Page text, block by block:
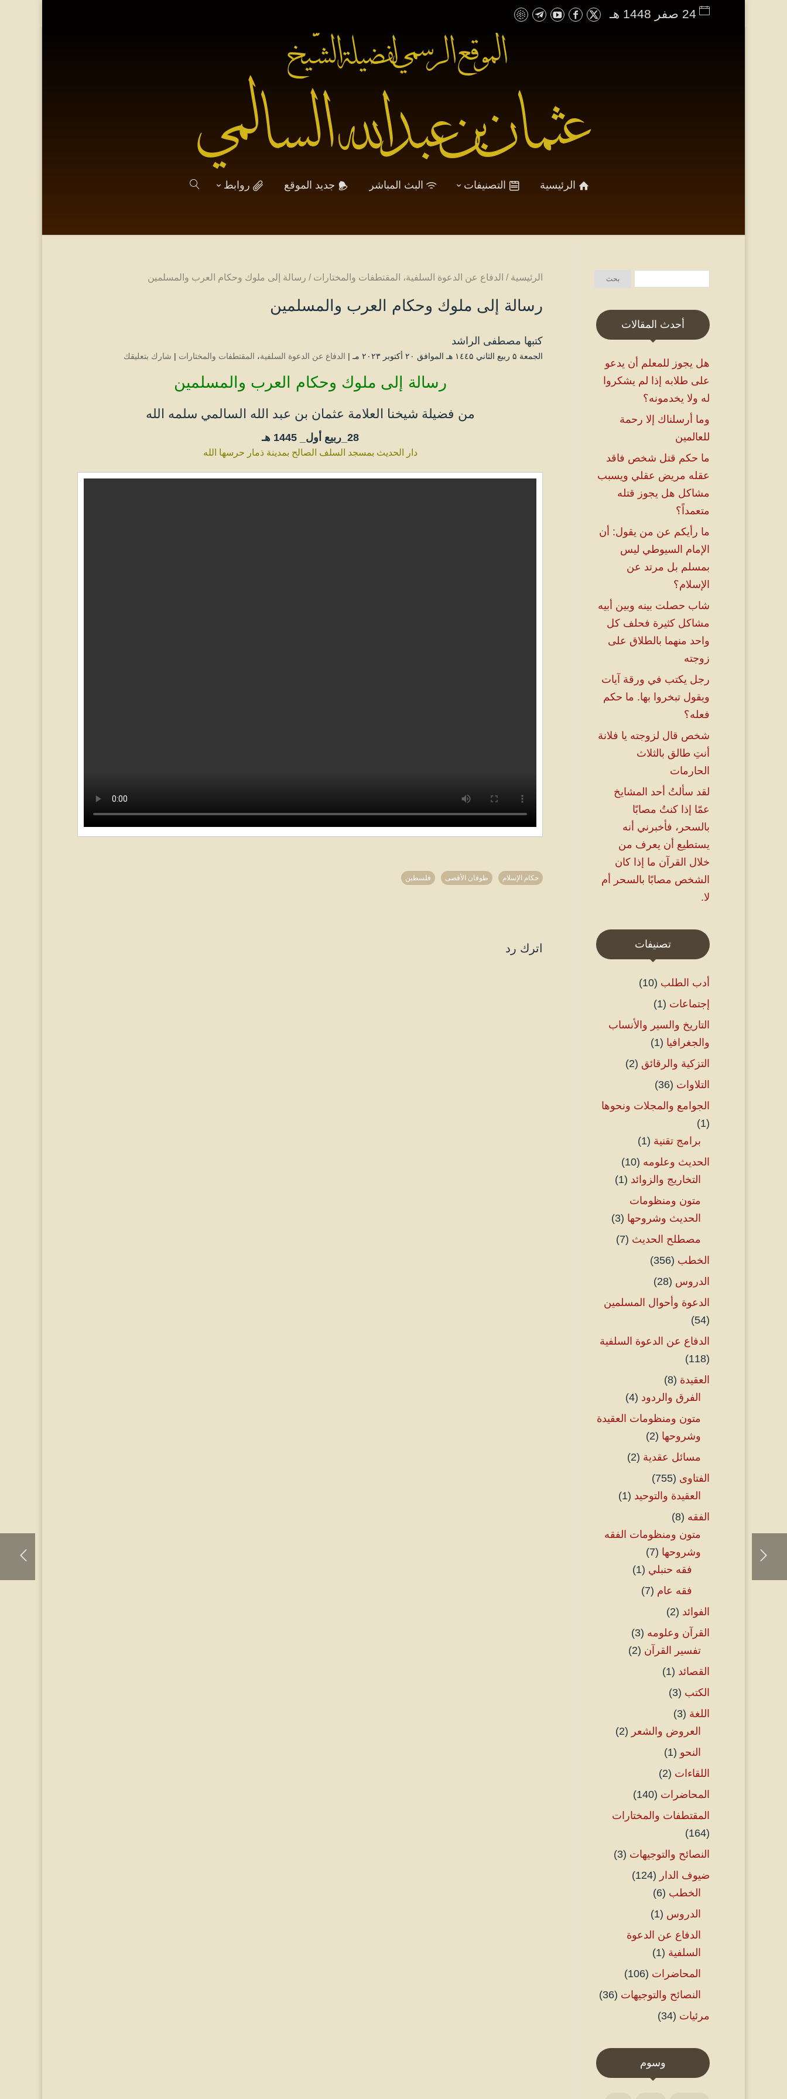
24 صفر 1448 هـ
الرئيسية التصنيفات البث المباشر جديد الموقع روابط
الرئيسية / الدفاع عن الدعوة السلفية، المقتطفات والمختارات / رسالة إلى ملوك وحكام العرب والمسلمين
رسالة إلى ملوك وحكام العرب والمسلمين
كتبها مصطفى الراشد
الجمعة ۵ ربيع الثاني ۱٤٤۵ هـ الموافق ۲۰ أكتوبر ۲۰۲۳ مـ | الدفاع عن الدعوة السلفية، المقتطفات والمختارات | شارك بتعليقك
رسالة إلى ملوك وحكام العرب والمسلمين
من فضيلة شيخنا العلامة عثمان بن عبد الله السالمي سلمه الله
28_ربيع أول_ 1445 هـ
دار الحديث بمسجد السلف الصالح بمدينة ذمار حرسها الله
حكام الإسلام طوفان الأقصى فلسطين
اترك رد
أحدث المقالات
هل يجوز للمعلم أن يدعو
على طلابه إذا لم يشكروا
له ولا يخدمونه؟
وما أرسلناك إلا رحمة
للعالمين
ما حكم قتل شخص فاقد
عقله مريض عقلي ويسبب
مشاكل هل يجوز قتله
متعمداً؟
ما رأيكم عن من يقول: أن
الإمام السيوطي ليس
بمسلم بل مرتد عن
الإسلام؟
شاب حصلت بينه وبين أبيه
مشاكل كثيرة فحلف كل
واحد منهما بالطلاق على
زوجته
رجل يكتب في ورقة آيات
ويقول تبخروا بها. ما حكم
فعله؟
شخص قال لزوجته يا فلانة
أنتِ طالق بالثلاث
الحارمات
لقد سألتُ أحد المشايخ
عمّا إذا كنتُ مصابًا
بالسحر، فأخبرني أنه
يستطيع أن يعرف من
خلال القرآن ما إذا كان
الشخص مصابًا بالسحر أم
لا.
تصنيفات
أدب الطلب (10)
إجتماعات (1)
التاريخ والسير والأنساب
والجغرافيا (1)
التزكية والرقائق (2)
التلاوات (36)
الجوامع والمجلات ونحوها
(1)
برامج تقنية (1)
الحديث وعلومه (10)
التخاريج والزوائد (1)
متون ومنظومات
الحديث وشروحها (3)
مصطلح الحديث (7)
الخطب (356)
الدروس (28)
الدعوة وأحوال المسلمين
(54)
الدفاع عن الدعوة السلفية
(118)
العقيدة (8)
الفرق والردود (4)
متون ومنظومات العقيدة
وشروحها (2)
مسائل عقدية (2)
الفتاوى (755)
العقيدة والتوحيد (1)
الفقه (8)
متون ومنظومات الفقه
وشروحها (7)
فقه حنبلي (1)
فقه عام (7)
الفوائد (2)
القرآن وعلومه (3)
تفسير القرآن (2)
القصائد (1)
الكتب (3)
اللغة (3)
العروض والشعر (2)
النحو (1)
اللقاءات (2)
المحاضرات (140)
المقتطفات والمختارات
(164)
النصائح والتوجيهات (3)
ضيوف الدار (124)
الخطب (6)
الدروس (1)
الدفاع عن الدعوة
السلفية (1)
المحاضرات (106)
النصائح والتوجيهات (36)
مرئيات (34)
وسوم